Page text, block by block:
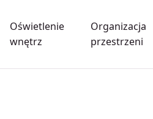
Oświetlenie
wnętrz
Organizacja
przestrzeni